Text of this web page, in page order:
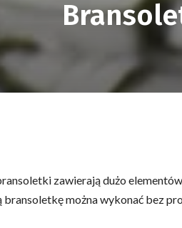
zawierają dużo
bransoletkę można wykonać bez